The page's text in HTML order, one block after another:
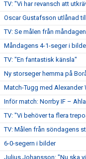
TV: "Vi har revansch att
Oscar Gustafsson utlånad
TV: Se målen från
Måndagens 4-1-seger i
TV: "En fantastisk känsla"
Ny storseger hemma på
Match-Tugg med Alexander
Inför match: Norrby IF –
TV: "Vi behöver ta flera
TV: Målen från söndagens
6-0-segern i bilder
Julius Johansson: "Nu ska